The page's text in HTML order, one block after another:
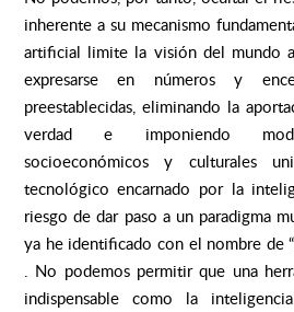
inherente a su mecanismo
artificial limite la visión del mundo
expresarse en números y
preestablecidas, eliminando la
verdad e imponiendo
socioeconómicos y culturales
tecnológico encarnado por la
riesgo de dar paso a un paradigma
ya he identificado con el nombre de
. No podemos permitir que una
indispensable como la